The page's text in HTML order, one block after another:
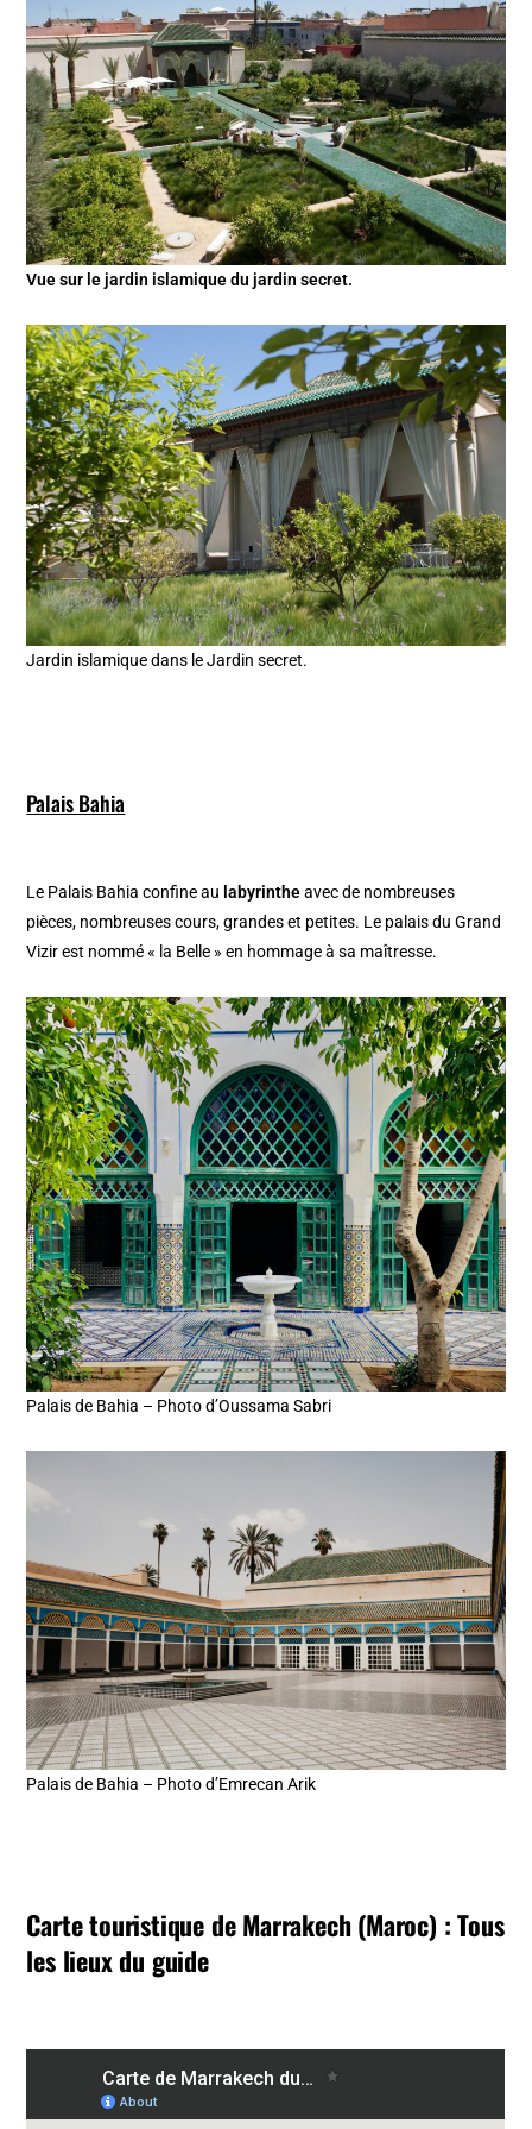
Vue sur le jardin islamique du jardin secret.
Jardin islamique dans le Jardin secret.
Palais Bahia
Le Palais Bahia confine au labyrintheavec de nombreuses
pièces, nombreuses cours, grandes et petites. Le palais du Grand
Vizir est nommé « la Belle » en hommage à sa maîtresse.
Palais de Bahia – Photo d’Oussama Sabri
Palais de Bahia – Photo d’Emrecan Arik
Carte touristique de Marrakech (Maroc) : Tous
les lieux du guide